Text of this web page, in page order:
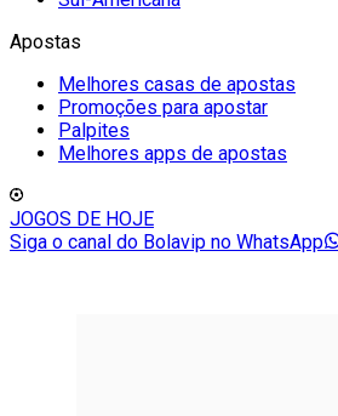
Apostas
Melhores casas de apostas
Promoções para apostar
Palpites
Melhores apps de apostas
JOGOS DE HOJE
Siga o canal do Bolavip no WhatsApp